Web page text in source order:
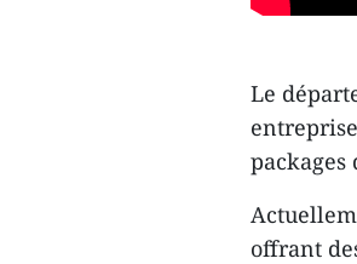
Le
offrant